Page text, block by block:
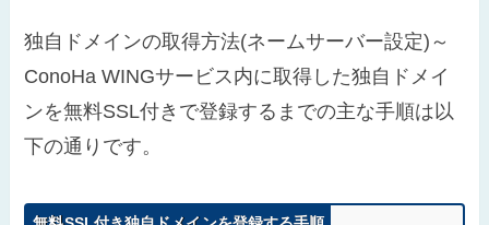
独自ドメインの取得方法(ネームサーバー設定)～
ConoHa WINGサービス内に取得した独自ドメイ
ンを無料SSL付きで登録するまでの主な手順は以
下の通りです。